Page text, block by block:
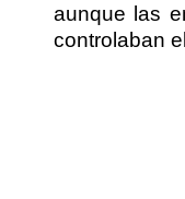
aunque las
controlaban